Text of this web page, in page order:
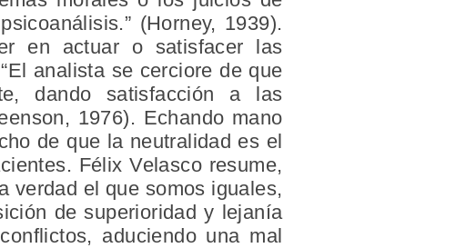
(Horney, 1939).
en actuar o satisfacer las
analista se cerciore de que
dando satisfacción a las
1976). Echando mano
de que la neutralidad es el
Félix Velasco resume,
verdad el que somos iguales,
de superioridad y lejanía
aduciendo una mal